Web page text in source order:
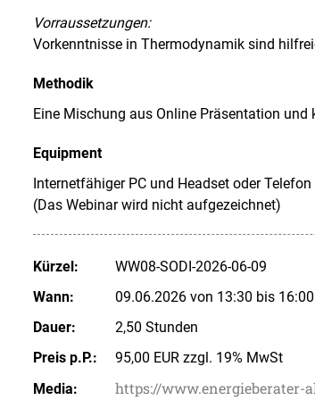
Vorraussetzungen:
Vorkenntnisse in Thermodynamik sind
Methodik
Eine Mischung aus Online Präsentation und
Equipment
Internetfähiger PC und Headset oder Telefon
(Das Webinar wird nicht aufgezeichnet)
Kürzel:
WW08-SODI-2026-06-09
Wann:
09.06.2026 von 13:30 bis 16:00
Dauer:
2,50 Stunden
Preis p.P.:
95,00 EUR zzgl. 19% MwSt
Media:
https://www.energieberater-